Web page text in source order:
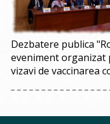
Dezbatere publica
eveniment
vizavi de vaccinarea